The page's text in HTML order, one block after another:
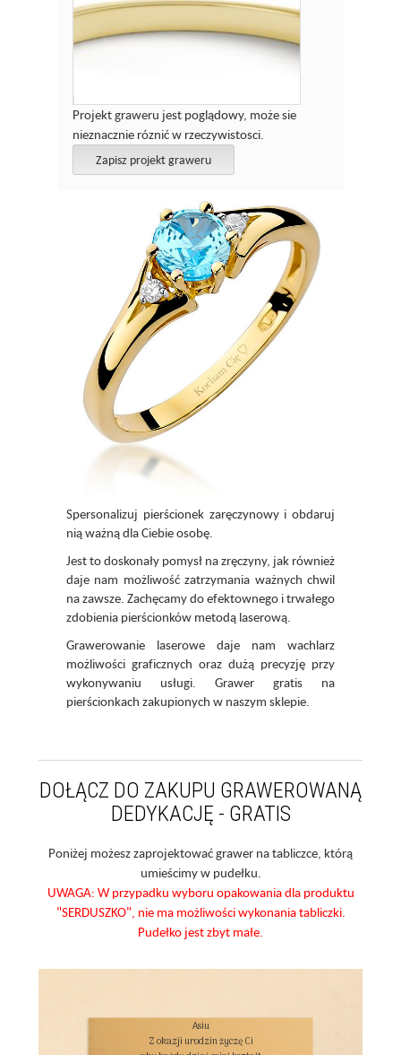
Projekt graweru jest poglądowy, może sie
nieznacznie róznić w rzeczywistosci.
Zapisz projekt graweru
Spersonalizuj pierścionek zaręczynowy i obdaruj
nią ważną dla Ciebie osobę.
Jest to doskonały pomysł na zręczyny, jak również
daje nam możliwość zatrzymania ważnych chwil
na zawsze. Zachęcamy do efektownego i trwałego
zdobienia pierścionków metodą laserową.
Grawerowanie laserowe daje nam wachlarz
możliwości graficznych oraz dużą precyzję przy
wykonywaniu usługi. Grawer gratis na
pierścionkach zakupionych w naszym sklepie.
DOŁĄCZ DO ZAKUPU GRAWEROWANĄ
DEDYKACJĘ - GRATIS
Poniżej możesz zaprojektować grawer na tabliczce, którą
umieścimy w pudełku.
UWAGA: W przypadku wyboru opakowania dla produktu
"SERDUSZKO", nie ma możliwości wykonania tabliczki.
Pudełko jest zbyt małe.
Asiu
Z okazji urodzin życzę Ci